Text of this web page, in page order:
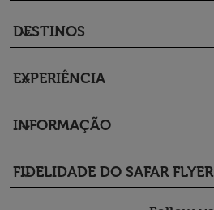
DESTINOS
keyboard_arrow_down
EXPERIÊNCIA
keyboard_arrow_down
INFORMAÇÃO
keyboard_arrow_down
FIDELIDADE DO SAFAR FLYER
keyboard_arrow_down